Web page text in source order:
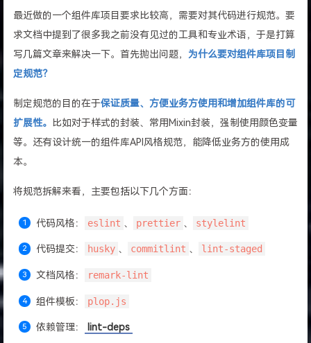
最近做的一个组件库项目要求比较高，需要对其代码进行规范。要
求文档中提到了很多我之前没有见过的工具和专业术语，于是打算
写几篇文章来解决一下。首先抛出问题， 为什么要对组件库项目制
定规范？
制定规范的目的在于保证质量、方便业务方使用和增加组件库的可
扩展性。
比如对于样式的封装、常用Mixin封装，强制使用颜色变量
等。还有设计统一的组件库API风格规范，能降低业务方的使用成
本。
将规范拆解来看，主要包括以下几个方面：
代码风格： eslint 、 prettier 、 stylelint
代码提交： husky 、 commitlint 、 lint-staged
文档风格： remark-lint
组件模板： plop.js
依赖管理： lint-deps